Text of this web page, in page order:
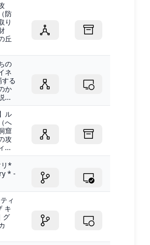
防
り
丘
の
ネ
る
か
...
ル
へ
窟
攻
...
*
* -
ィ
キ
グ